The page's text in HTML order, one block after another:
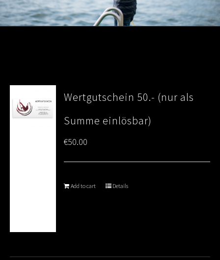
Wertgutschein 50.- (nur als
Summe einlösbar)
€50.00
Add to cart Details